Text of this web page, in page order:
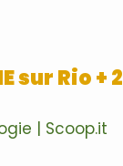
sur Rio +
| Scoop.it